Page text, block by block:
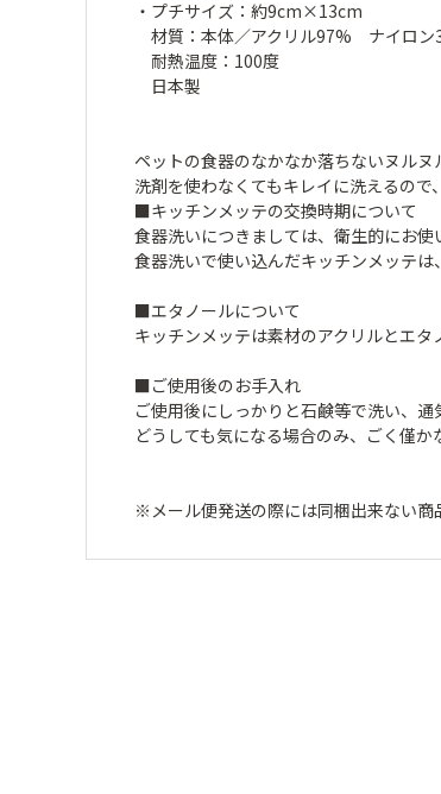
・プチサイズ：約9cm×13cm
材質：本体／アクリル97% ナイロ
耐熱温度：100度
日本製
ペットの食器のなかなか落ちないヌルヌ
洗剤を使わなくてもキレイに洗えるので
■キッチンメッテの交換時期につい
食器洗いにつきましては、衛生的にお
食器洗いで使い込んだキッチンメッテは
■エタノールについて
キッチンメッテは素材のアクリルとエ
■ご使用後のお手入れ
ご使用後にしっかりと石鹸等で洗い、
どうしても気になる場合のみ、ごく僅
※メール便発送の際には同梱出来ない商